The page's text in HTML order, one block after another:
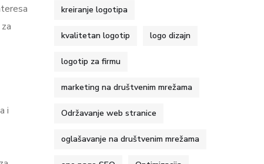
i
kreiranje logotipa
kvalitetan logotip logo dizajn
logotip za firmu
marketing na društvenim mrežama
Održavanje web stranice
oglašavanje na društvenim mrežama